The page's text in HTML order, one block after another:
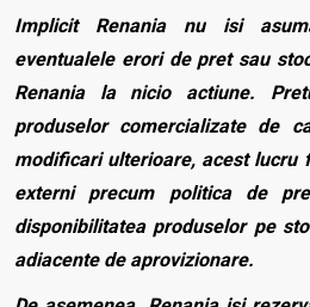
Implicit Renania nu isi
eventualele erori de pret sau
Renania la nicio actiune.
produselor comercializate de
modificari ulterioare, acest lucru
externi precum politica de
disponibilitatea produselor pe
adiacente de aprovizionare.